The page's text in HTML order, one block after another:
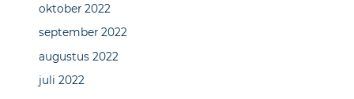
oktober 2022
september 2022
augustus 2022
juli 2022